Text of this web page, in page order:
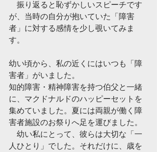
振り返ると恥ずかしいスピーチです
が、当時の自分が抱いていた「障害
者」に対する感情を少し覗いてみま
す。
幼い頃から、私の近くにはいつも「障
害者」がいました。
知的障害・精神障害を持つ伯父と一緒
に、マクドナルドのハッピーセットを
集めていました。夏には両親が働く障
害者施設のお祭りへ足を運びました。
幼い私にとって、彼らは大切な「一
人ひとり」でした。それだけに、歳を